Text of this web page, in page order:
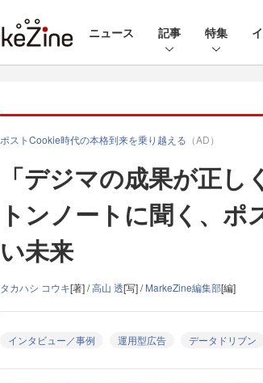
ニュース 記事 特集
ポストCookie時代の本格到来を乗り越える （AD）
「デジマの成果が正
トンノートに聞く、
い未来
タカハシ コウキ[著] /高山 透[写] /MarkeZine編集部[編]
インタビュー／事例 運用型広告 データドリブン